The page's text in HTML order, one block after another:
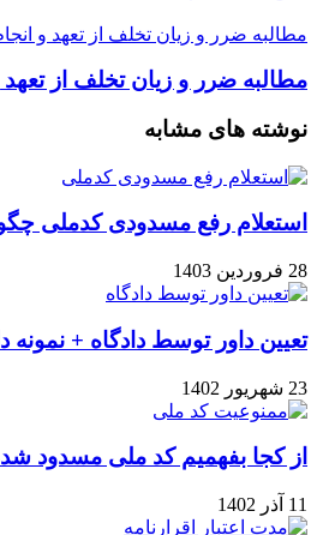
مطالبه ضرر و زیان تخلف از تعهد و
مطالبه ضرر و زیان تخلف از تعهد
نوشته های مشابه
استعلام رفع مسدودی کدملی
28 فروردین 1403
تعیین داور توسط دادگاه +
23 شهریور 1402
از کجا بفهمیم کد ملی مسدود
11 آذر 1402